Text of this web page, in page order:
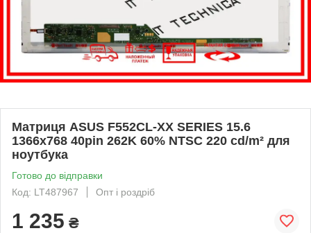
Матриця ASUS F552CL-XX SERIES 15.6
1366x768 40pin 262K 60% NTSC 220 cd/m² для
ноутбука
Готово до відправки
Код: LT487967
Опт і роздріб
1 235 ₴